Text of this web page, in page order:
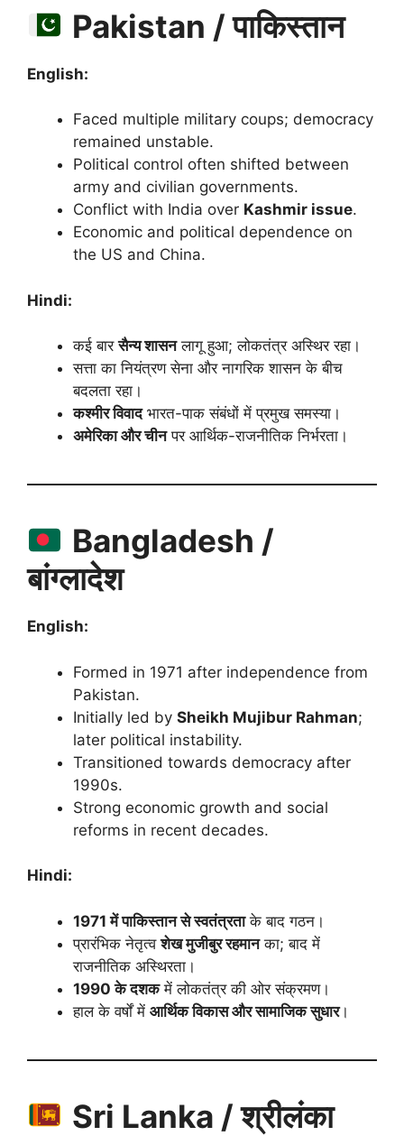
Pakistan / पाकिस्तान
English:
Faced multiple military coups; democracy
remained unstable.
Political control often shifted between
army and civilian governments.
Conflict with India over Kashmir issue.
Economic and political dependence on
the US and China.
Hindi:
कई बारसैन्य शासनलागू हुआ; लोकतंत्र अस्थिर रहा।
सत्ता का नियंत्रण सेना और नागरिक शासन के बीच
बदलता रहा।
कश्मीर विवादभारत-पाक संबंधों में प्रमुख समस्या।
अमेरिका और चीनपर आर्थिक-राजनीतिक निर्भरता।
Bangladesh /
बांग्लादेश
English:
Formed in 1971 after independence from
Pakistan.
Initially led by Sheikh Mujibur Rahman;
later political instability.
Transitioned towards democracy after
1990s.
Strong economic growth and social
reforms in recent decades.
Hindi:
1971 में पाकिस्तान से स्वतंत्रताके बाद गठन।
प्रारंभिक नेतृत्वशेख मुजीबुर रहमानका; बाद में
राजनीतिक अस्थिरता।
1990 के दशकमें लोकतंत्र की ओर संक्रमण।
हाल के वर्षों में आर्थिक विकास और सामाजिक सुधार।
Sri Lanka / श्रीलंका